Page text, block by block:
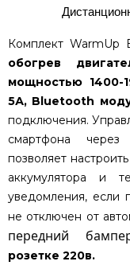
Комплект WarmUp
обогрев
мощностью 1400-
5А, Bluetooth
подключения.
смартфона
позволяет
аккумулятора и
уведомления, если
не отключен от
передний
розетке 220в.